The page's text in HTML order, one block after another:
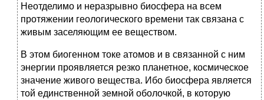
Неотделимо и неразрывно биосфера на всем
протяжении геологического времени так связана с
живым заселяющим ее веществом.
В этом биогенном токе атомов и в связанной с ним
энергии проявляется резко планетное, космическое
значение живого вещества. Ибо биосфера является
той единственной земной оболочкой, в которую